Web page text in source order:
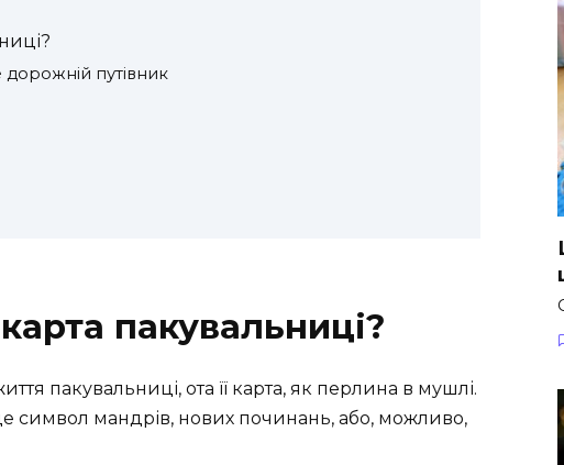
путівник
пакувальниці?
пакувальниці, ота її карта, як перлина в мушлі.
символ мандрів, нових починань, або, можливо,